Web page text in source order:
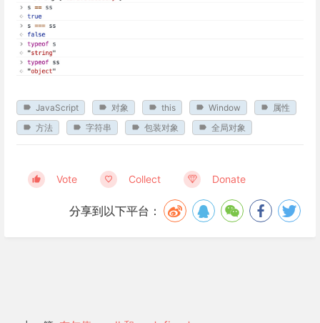
JavaScript 对象 this Window
属性
方法
字符串 包装对象 全局对象
Vote Collect Donate
分享到以下平台：